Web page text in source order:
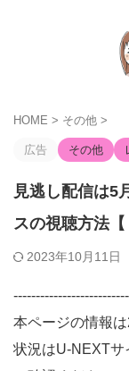
HOME > その他 >
広告 その他
見逃し配信は5
スの視聴方法【
2023年10月11日
本ページの情報
状況はU-NEXTサ